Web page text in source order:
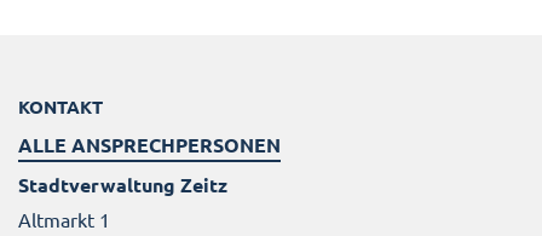
KONTAKT
ALLE ANSPRECHPERSONEN
Stadtverwaltung Zeitz
Altmarkt 1